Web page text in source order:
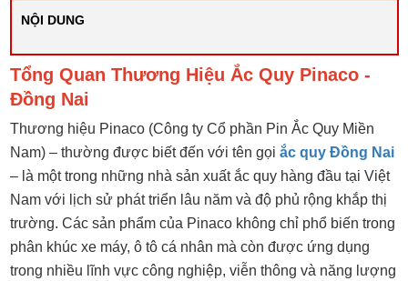
NỘI DUNG
Tổng Quan Thương Hiệu Ắc Quy Pinaco -
Đồng Nai
Thương hiệu Pinaco(Công ty Cổ phần Pin Ắc Quy Miền
Nam) – thường được biết đến với tên gọi ắc quy Đồng Nai
– là một trong những nhà sản xuất ắc quy hàng đầu tại Việt
Nam với lịch sử phát triển lâu năm và độ phủ rộng khắp thị
trường. Các sản phẩm của Pinaco không chỉ phổ biến trong
phân khúc xe máy, ô tô cá nhân mà còn được ứng dụng
trong nhiều lĩnh vực công nghiệp, viễn thông và năng lượng